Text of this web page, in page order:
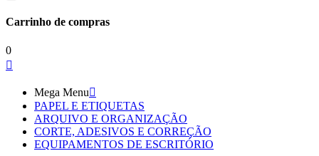
Carrinho de compras
0

Mega Menu
PAPEL E ETIQUETAS
ARQUIVO E ORGANIZAÇÃO
CORTE, ADESIVOS E CORREÇÃO
EQUIPAMENTOS DE ESCRITÓRIO